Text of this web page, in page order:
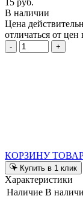
15 руб.
В наличии
Цена
отличаться от
- +
КОРЗИНУ
Купить в 1 клик
Характеристики
Наличие В